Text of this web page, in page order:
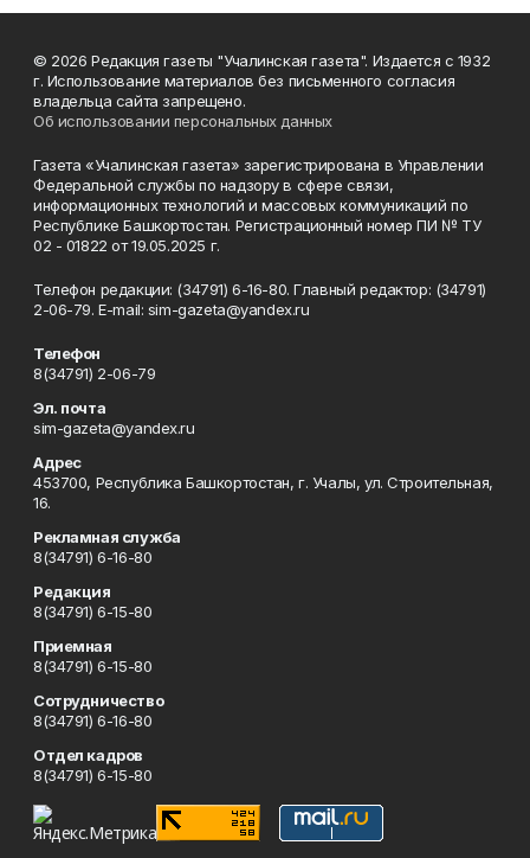
© 2026 Редакция газеты "Учалинская газета". Издается с 1932
г. Использование материалов без письменного согласия
владельца сайта запрещено.
Об использовании персональных данных
Газета «Учалинская газета» зарегистрирована в Управлении
Федеральной службы по надзору в сфере связи,
информационных технологий и массовых коммуникаций по
Республике Башкортостан. Регистрационный номер ПИ № ТУ
02 - 01822 от 19.05.2025 г.
Телефон редакции: (34791) 6-16-80. Главный редактор: (34791)
2-06-79. Е-mаil: sim-gazeta@yandex.ru
Телефон
8(34791) 2-06-79
Эл. почта
sim-gazeta@yandex.ru
Адрес
453700, Республика Башкортостан, г. Учалы, ул. Строительная,
16.
Рекламная служба
8(34791) 6-16-80
Редакция
8(34791) 6-15-80
Приемная
8(34791) 6-15-80
Сотрудничество
8(34791) 6-16-80
Отдел кадров
8(34791) 6-15-80